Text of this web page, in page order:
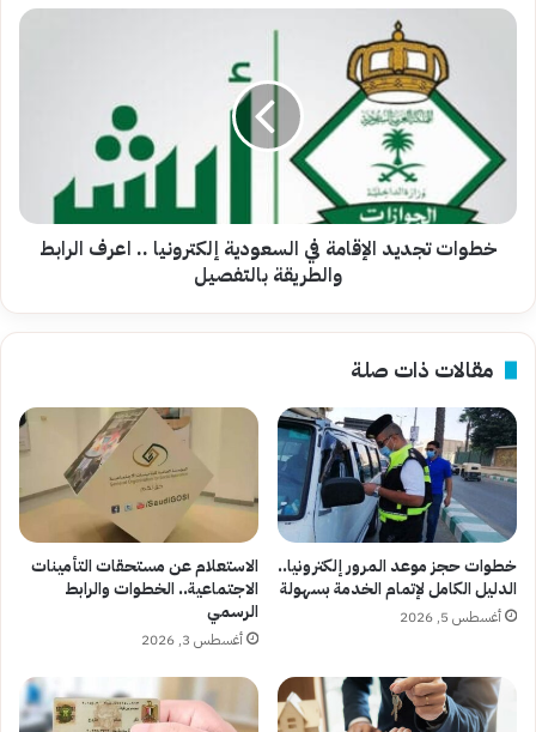
القاهرة
خطوات
السعودية
إلكترونيا
..
اعرف
الرابط
والطريقة
خطوات تجديد الإقامة في السعودية إلكترونيا .. اعرف الرابط
والطريقة بالتفصيل
مقالات ذات صلة
خطوات حجز موعد المرور إلكترونيا..
الدليل الكامل لإتمام الخدمة بسهولة
أغسطس 5, 2026
الاستعلام عن مستحقات التأمينات
الاجتماعية.. الخطوات والرابط
الرسمي
أغسطس 3, 2026